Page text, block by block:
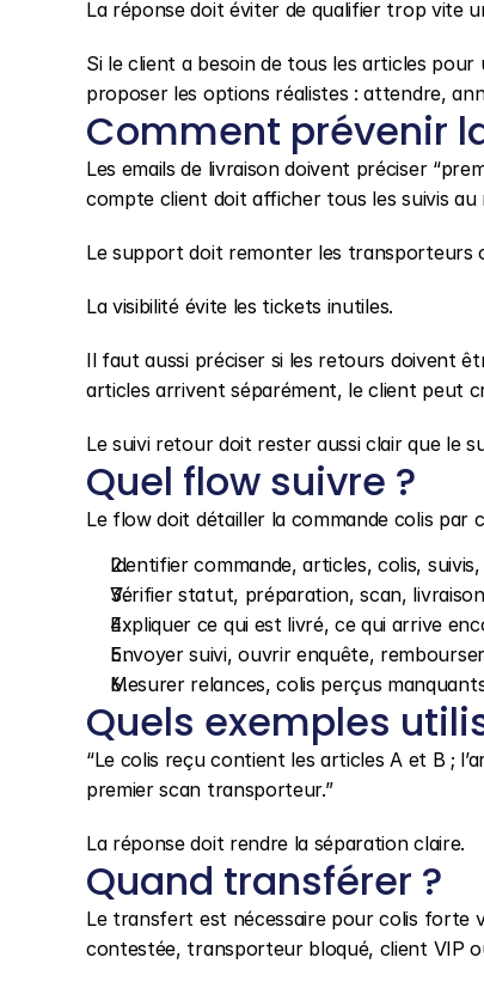
La réponse doit éviter de qualifier trop vite
Si le client a besoin de tous les articles
proposer les options réalistes : attendre,
Comment prévenir
Les emails de livraison doivent préciser
compte client doit afficher tous les suivis au
Le support doit remonter les transporteurs
La visibilité évite les tickets inutiles.
Il faut aussi préciser si les retours doivent
articles arrivent séparément, le client peut
Le suivi retour doit rester aussi clair que le
Quel flow suivre ?
Le flow doit détailler la commande colis par
Identifier commande, articles, colis,
Vérifier statut, préparation, scan,
Expliquer ce qui est livré, ce qui arrive
Envoyer suivi, ouvrir enquête,
Mesurer relances, colis perçus
Quels exemples
“Le colis reçu contient les articles A et B ;
premier scan transporteur.”
La réponse doit rendre la séparation claire.
Quand transférer ?
Le transfert est nécessaire pour colis forte
contestée, transporteur bloqué, client VIP